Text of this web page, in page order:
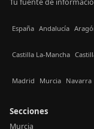
Tu fuente de
España Andalucía
Castilla La-Mancha
Madrid Murcia Navarra
Secciones
Murcia